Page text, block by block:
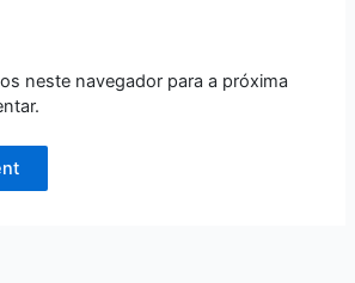
neste navegador para a próxima